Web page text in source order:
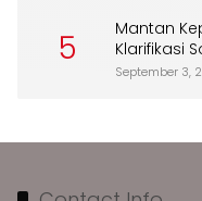
5
Mantan
Klarifikasi
September 3,